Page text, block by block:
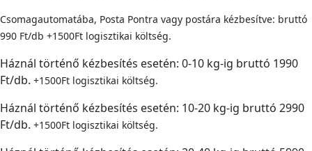
Csomagautomatába, Posta Pontra vagy postára kézbesítve: bruttó
990 Ft/db +1500Ft logisztikai költség.
Háznál történő kézbesítés esetén: 0-10 kg-ig bruttó 1990
Ft/db. +1500Ft logisztikai költség.
Háznál történő kézbesítés esetén: 10-20 kg-ig bruttó 2990
Ft/db. +1500Ft logisztikai költség.